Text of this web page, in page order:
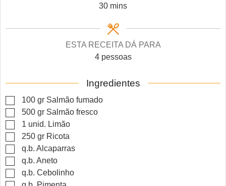
30minutes
mins
ESTA RECEITA DÁ PARA
4 pessoas
Ingredientes
▢
100 gr Salmão fumado
▢
500 gr Salmão fresco
▢
1 unid. Limão
▢
250 gr Ricota
▢
q.b. Alcaparras
▢
q.b. Aneto
▢
q.b. Cebolinho